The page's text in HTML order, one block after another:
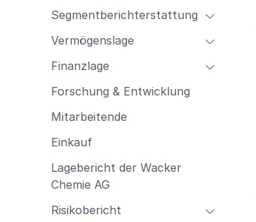
Lagebericht der Wacker Chemie AG
Risikobericht
Prognosebericht
Segmentberichterstattung
Vermögenslage
Finanzlage
Forschung & Entwicklung
Mitarbeitende
Einkauf
Lagebericht der Wacker
Chemie AG
Risikobericht